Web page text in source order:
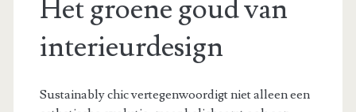
Het groene goud van
interieurdesign
Sustainably chic vertegenwoordigt niet alleen een